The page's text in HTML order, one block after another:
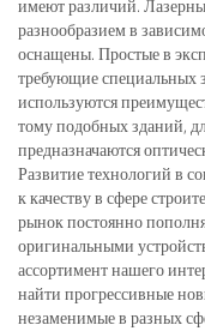
имеют различий.
разнообразием в
оснащены. Простые в
требующие специальных
используются
тому подобных зданий,
предназначаются
Развитие технологий в
к качеству в сфере
рынок постоянно
оригинальными
ассортимент нашего
найти прогрессивные
незаменимые в разных